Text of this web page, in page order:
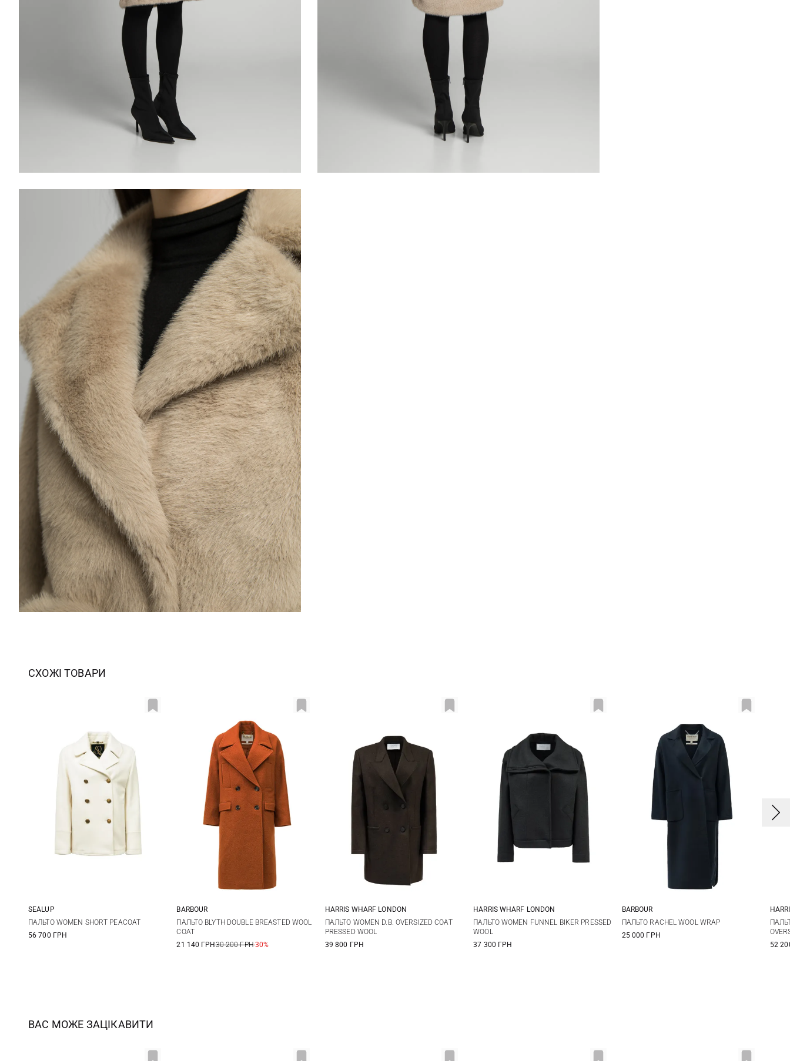
СХОЖІ ТОВАРИ
40 42 44
SEALUP
ПАЛЬТО WOMEN SHORT PEACOAT
56 700 ГРН
8 10 12 14
BARBOUR
ПАЛЬТО BLYTH DOUBLE BREASTED WOOL
COAT
21 140 ГРН30 200 ГРН-30%
40 42 44
HARRIS WHARF LONDON
ПАЛЬТО WOMEN D.B. OVERSIZED COAT
PRESSED WOOL
39 800 ГРН
40 42 44 46
HARRIS WHARF LONDON
ПАЛЬТО WOMEN FUNNEL BIKER PRESSED
WOOL
37 300 ГРН
8 10 12
BARBOUR
ПАЛЬТО RACHEL WOOL WRAP
25 000 ГРН
52
ВАС МОЖЕ ЗАЦІКАВИТИ